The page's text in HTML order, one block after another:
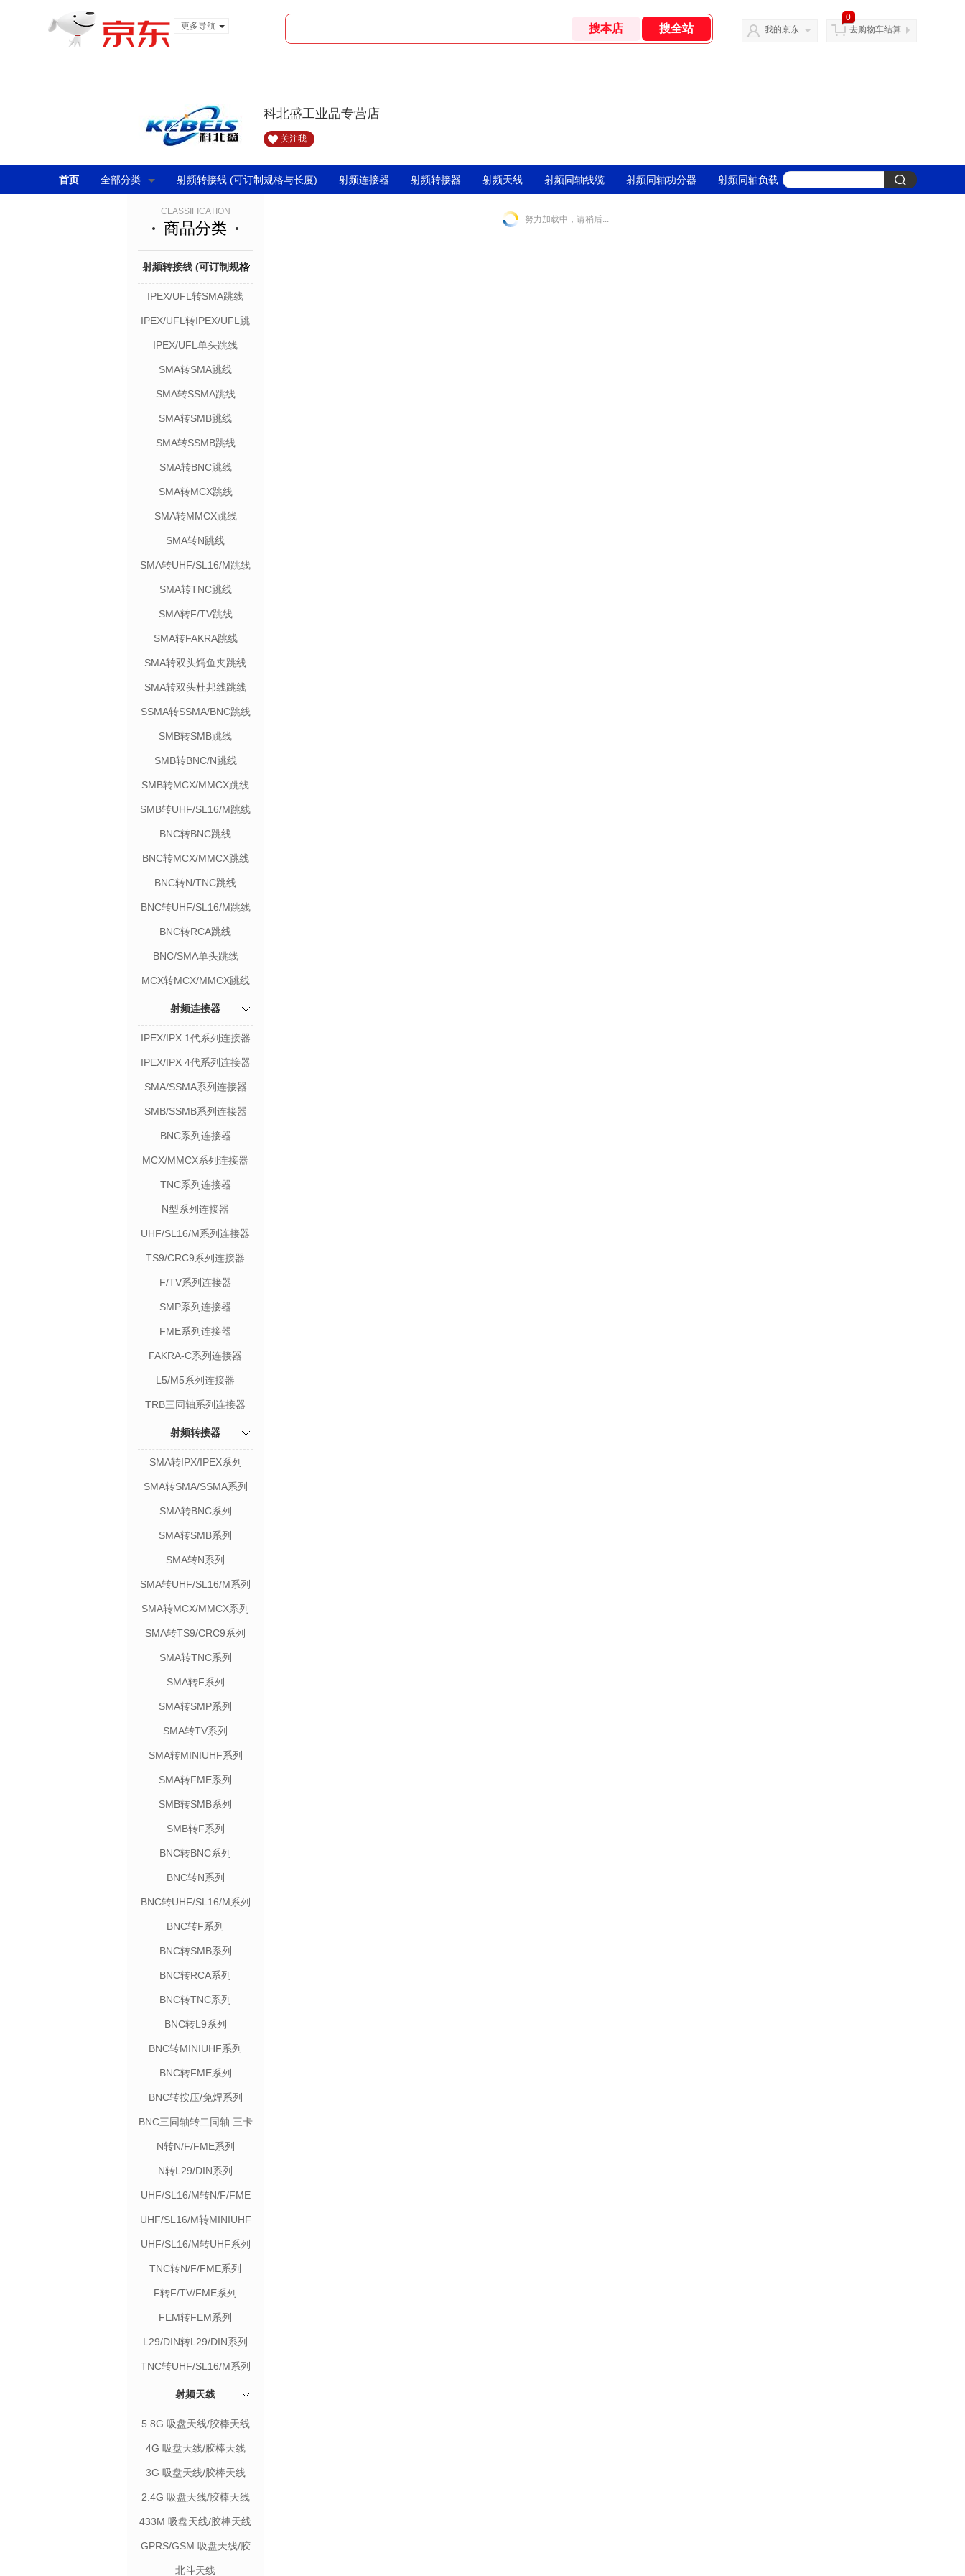
更多导航
我的京东
0
去购物车结算
科北盛工业品专营店
关注我
首页 全部分类 射频转接线 (可订制规格与长度) 射频连接器 射频转接器 射频天线 射频同轴线缆 射频同轴功分器 射频同轴负载
CLASSIFICATION
商品分类
射频转接线 (可订制规格
与长度)
IPEX/UFL转SMA跳线
IPEX/UFL转IPEX/UFL跳
IPEX/UFL单头跳线
SMA转SMA跳线
SMA转SSMA跳线
SMA转SMB跳线
SMA转SSMB跳线
SMA转BNC跳线
SMA转MCX跳线
SMA转MMCX跳线
SMA转N跳线
SMA转UHF/SL16/M跳线
SMA转TNC跳线
SMA转F/TV跳线
SMA转FAKRA跳线
SMA转双头鳄鱼夹跳线
SMA转双头杜邦线跳线
SSMA转SSMA/BNC跳线
SMB转SMB跳线
SMB转BNC/N跳线
SMB转MCX/MMCX跳线
SMB转UHF/SL16/M跳线
BNC转BNC跳线
BNC转MCX/MMCX跳线
BNC转N/TNC跳线
BNC转UHF/SL16/M跳线
BNC转RCA跳线
BNC/SMA单头跳线
MCX转MCX/MMCX跳线
射频连接器
IPEX/IPX 1代系列连接器
IPEX/IPX 4代系列连接器
SMA/SSMA系列连接器
SMB/SSMB系列连接器
BNC系列连接器
MCX/MMCX系列连接器
TNC系列连接器
N型系列连接器
UHF/SL16/M系列连接器
TS9/CRC9系列连接器
F/TV系列连接器
SMP系列连接器
FME系列连接器
FAKRA-C系列连接器
L5/M5系列连接器
TRB三同轴系列连接器
射频转接器
SMA转IPX/IPEX系列
SMA转SMA/SSMA系列
SMA转BNC系列
SMA转SMB系列
SMA转N系列
SMA转UHF/SL16/M系列
SMA转MCX/MMCX系列
SMA转TS9/CRC9系列
SMA转TNC系列
SMA转F系列
SMA转SMP系列
SMA转TV系列
SMA转MINIUHF系列
SMA转FME系列
SMB转SMB系列
SMB转F系列
BNC转BNC系列
BNC转N系列
BNC转UHF/SL16/M系列
BNC转F系列
BNC转SMB系列
BNC转RCA系列
BNC转TNC系列
BNC转L9系列
BNC转MINIUHF系列
BNC转FME系列
BNC转按压/免焊系列
BNC三同轴转二同轴 三卡
N转N/F/FME系列
N转L29/DIN系列
UHF/SL16/M转N/F/FME
UHF/SL16/M转MINIUHF
UHF/SL16/M转UHF系列
TNC转N/F/FME系列
F转F/TV/FME系列
FEM转FEM系列
L29/DIN转L29/DIN系列
TNC转UHF/SL16/M系列
射频天线
5.8G 吸盘天线/胶棒天线
4G 吸盘天线/胶棒天线
3G 吸盘天线/胶棒天线
2.4G 吸盘天线/胶棒天线
433M 吸盘天线/胶棒天线
GPRS/GSM 吸盘天线/胶
棒天线
北斗天线
努力加载中，请稍后...